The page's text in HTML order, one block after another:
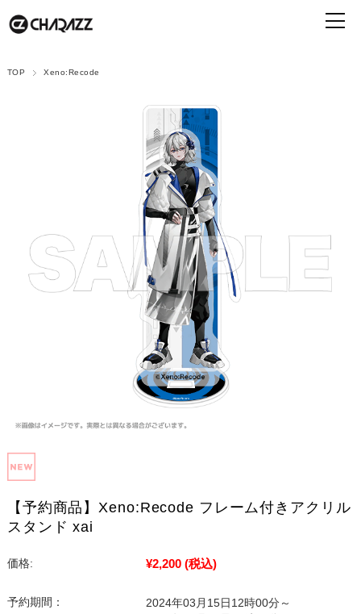
TOP Xeno:Recode
【予約商品】Xeno:Recode フレーム付きアクリル
スタンド xai
価格: ¥2,200 (税込)
予約期間：
2024年03月15日12時00分～